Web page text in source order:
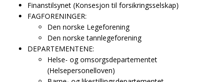
Finanstilsynet (Konsesjon til forsikringsselskap)
FAGFORENINGER:
Den norske Legeforening
Den norske tannlegeforening
DEPARTEMENTENE:
Helse- og omsorgsdepartementet
(Helsepersonelloven)